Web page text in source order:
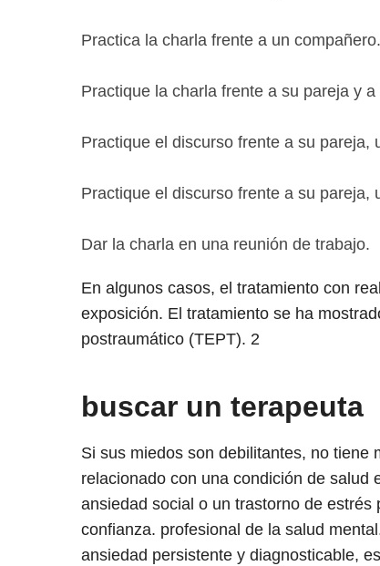
Practica la charla frente a un compañero.
Practique la charla frente a su pareja y a
Practique el discurso frente a su pareja,
Practique el discurso frente a su pareja,
Dar la charla en una reunión de trabajo.
En algunos casos, el tratamiento con
exposición. El tratamiento se ha
postraumático (TEPT). 2
buscar un terapeuta
Si sus miedos son debilitantes, no tiene
relacionado con una condición de salud
ansiedad social o un trastorno de
confianza. profesional de la salud
ansiedad persistente y diagnosticable,